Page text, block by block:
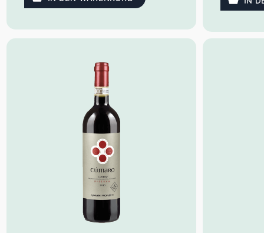
lebendigen Säure.